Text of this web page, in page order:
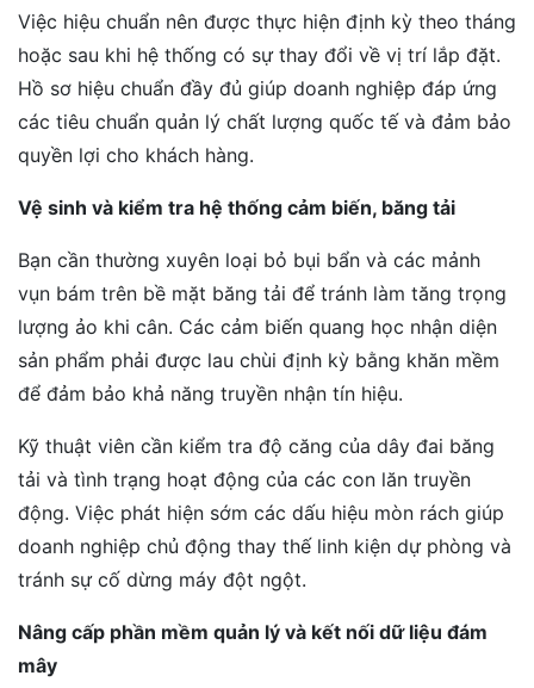
Việc hiệu chuẩn nên được thực hiện định kỳ theo tháng
hoặc sau khi hệ thống có sự thay đổi về vị trí lắp đặt.
Hồ sơ hiệu chuẩn đầy đủ giúp doanh nghiệp đáp ứng
các tiêu chuẩn quản lý chất lượng quốc tế và đảm bảo
quyền lợi cho khách hàng.
Vệ sinh và kiểm tra hệ thống cảm biến, băng tải
Bạn cần thường xuyên loại bỏ bụi bẩn và các mảnh
vụn bám trên bề mặt băng tải để tránh làm tăng trọng
lượng ảo khi cân. Các cảm biến quang học nhận diện
sản phẩm phải được lau chùi định kỳ bằng khăn mềm
để đảm bảo khả năng truyền nhận tín hiệu.
Kỹ thuật viên cần kiểm tra độ căng của dây đai băng
tải và tình trạng hoạt động của các con lăn truyền
động. Việc phát hiện sớm các dấu hiệu mòn rách giúp
doanh nghiệp chủ động thay thế linh kiện dự phòng và
tránh sự cố dừng máy đột ngột.
Nâng cấp phần mềm quản lý và kết nối dữ liệu đám
mây